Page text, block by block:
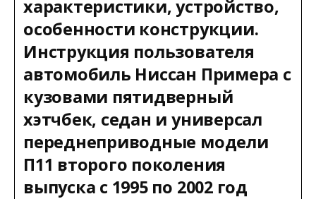
характеристики, устройство,
особенности конструкции.
Инструкция пользователя
автомобиль Ниссан Примера с
кузовами пятидверный
хэтчбек, седан и универсал
переднеприводные модели
П11 второго поколения
выпуска с 1995 по 2002 год